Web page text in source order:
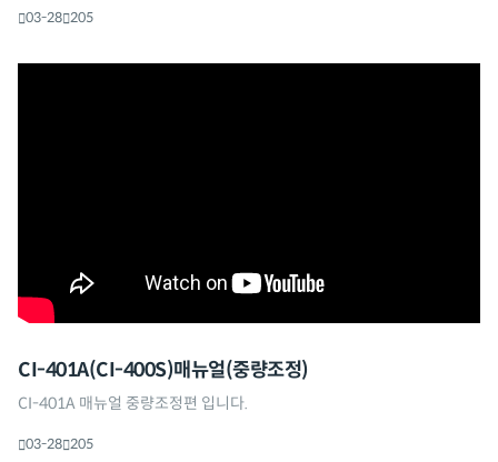
03-28 205
CI-401A(CI-400S)매뉴얼(중량조정)
CI-401A 매뉴얼 중량조정편 입니다.
03-28 205